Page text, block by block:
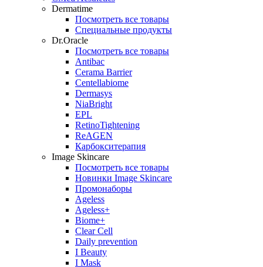
Dermatime
Посмотреть все товары
Специальные продукты
Dr.Oracle
Посмотреть все товары
Antibac
Cerama Barrier
Centellabiome
Dermasys
NiaBright
EPL
RetinoTightening
ReAGEN
Карбокситерапия
Image Skincare
Посмотреть все товары
Новинки Image Skincare
Промонаборы
Ageless
Ageless+
Biome+
Clear Cell
Daily prevention
I Beauty
I Mask